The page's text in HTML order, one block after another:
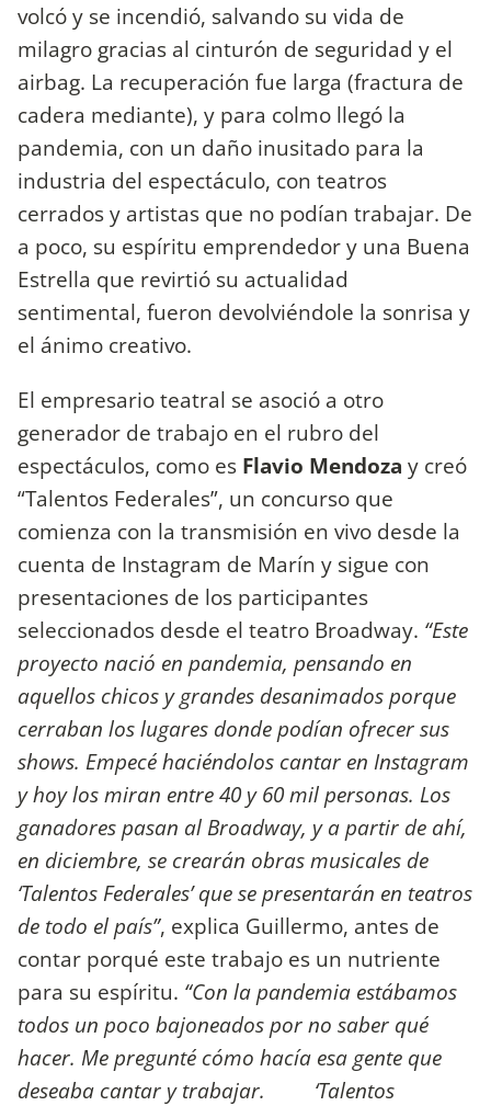
volcó y se incendió, salvando su vida de
milagro gracias al cinturón de seguridad y el
airbag. La recuperación fue larga (fractura de
cadera mediante), y para colmo llegó la
pandemia, con un daño inusitado para la
industria del espectáculo, con teatros
cerrados y artistas que no podían trabajar. De
a poco, su espíritu emprendedor y una Buena
Estrella que revirtió su actualidad
sentimental, fueron devolviéndole la sonrisa y
el ánimo creativo.
El empresario teatral se asoció a otro
generador de trabajo en el rubro del
espectáculos, como es Flavio Mendoza y creó
“Talentos Federales”, un concurso que
comienza con la transmisión en vivo desde la
cuenta de Instagram de Marín y sigue con
presentaciones de los participantes
seleccionados desde el teatro Broadway. “Este
proyecto nació en pandemia, pensando en
aquellos chicos y grandes desanimados porque
cerraban los lugares donde podían ofrecer sus
shows. Empecé haciéndolos cantar en Instagram
y hoy los miran entre 40 y 60 mil personas. Los
ganadores pasan al Broadway, y a partir de ahí,
en diciembre, se crearán obras musicales de
‘Talentos Federales’ que se presentarán en teatros
de todo el país”, explica Guillermo, antes de
contar porqué este trabajo es un nutriente
para su espíritu. “Con la pandemia estábamos
todos un poco bajoneados por no saber qué
hacer. Me pregunté cómo hacía esa gente que
deseaba cantar y trabajar. ‘Talentos